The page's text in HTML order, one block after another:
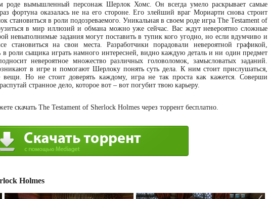
роде вымышленный персонаж Шерлок Хомс. Он всегда умело раскрывает самые
фортуна оказалась не на его стороне. Его злейший враг Мориарти снова строит
становиться в роли подозреваемого. Уникальная в своем роде игра The Testament of
в мир иллюзий и обмана можно уже сейчас. Вас ждут невероятно сложные
невыполнимые задания могут поставить в тупик кого угодно, но если вдумчиво и
становиться на свои места. Разработчики порадовали невероятной графикой,
в роли сыщика играть намного интересней, видно каждую деталь и ни один предмет
невероятное множество различных головоломок, замысловатых заданий.
в игре и помогают Шерлоку понять суть дела. К ним стоит прислушаться,
Но не стоит доверять каждому, игра не так проста как кажется. Соверши
странное дело, которое вот – вот погубит твою карьеру.
скачать The Testament of Sherlock Holmes через торрент бесплатно.
Holmes